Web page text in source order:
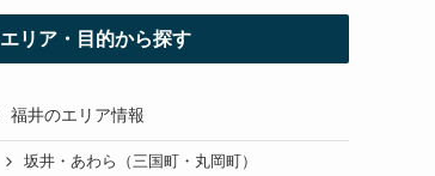
エリア・目的から探す
福井のエリア情報
坂井・あわら（三国町・丸岡町）